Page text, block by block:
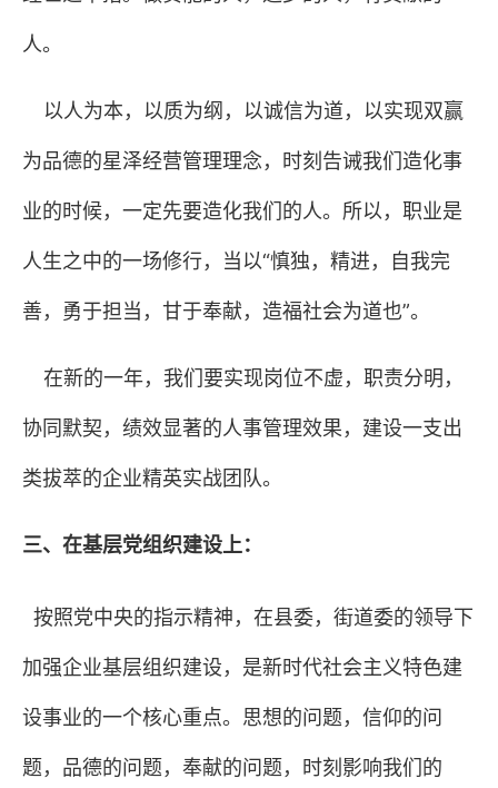
人。
以人为本，以质为纲，以诚信为道，以实现双赢
为品德的星泽经营管理理念，时刻告诫我们造化事
业的时候，一定先要造化我们的人。所以，职业是
人生之中的一场修行，当以“慎独，精进，自我完
善，勇于担当，甘于奉献，造福社会为道也”。
在新的一年，我们要实现岗位不虚，职责分明，
协同默契，绩效显著的人事管理效果，建设一支出
类拔萃的企业精英实战团队。
三、在基层党组织建设上：
按照党中央的指示精神，在县委，街道委的领导下
加强企业基层组织建设，是新时代社会主义特色建
设事业的一个核心重点。思想的问题，信仰的问
题，品德的问题，奉献的问题，时刻影响我们的